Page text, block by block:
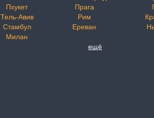
Пхукет
Прага
Тель-Авив
Рим
Стамбул
Ереван
Милан
ещё